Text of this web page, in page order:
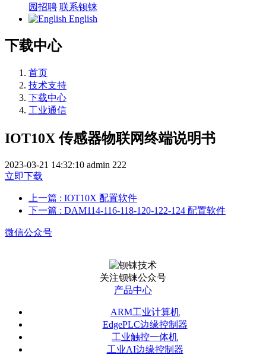
园招聘 联系钡铼
English
下载中心
首页
技术支持
下载中心
工业通信
IOT10X 传感器物联网终端说明书
2023-03-21 14:32:10 admin 222
立即下载
上一篇 : IOT10X 配置软件
下一篇 : DAM114-116-118-120-122-124 配置软件
微信公众号
关注钡铼公众号
产品中心
ARM工业计算机
EdgePLC边缘控制器
工业触控一体机
工业AI边缘控制器